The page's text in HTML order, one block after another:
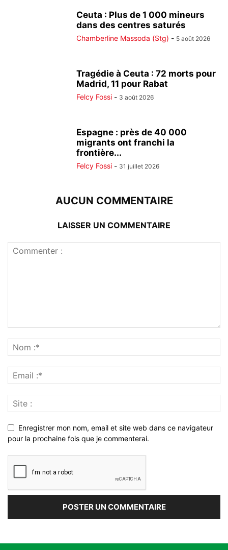
Ceuta : Plus de 1 000 mineurs
dans des centres saturés
Chamberline Massoda (Stg) - 5 août 2026
Tragédie à Ceuta : 72 morts pour
Madrid, 11 pour Rabat
Felcy Fossi - 3 août 2026
Espagne : près de 40 000
migrants ont franchi la
frontière...
Felcy Fossi - 31 juillet 2026
AUCUN COMMENTAIRE
LAISSER UN COMMENTAIRE
Enregistrer mon nom, email et site web dans ce navigateur
pour la prochaine fois que je commenterai.